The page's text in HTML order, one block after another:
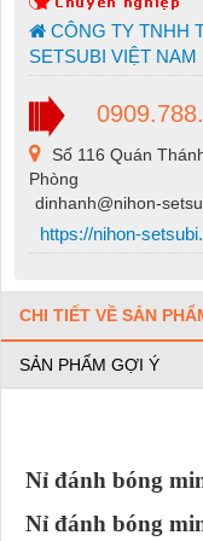
CÔNG TY TNHH
SETSUBI VIỆT NAM
Số 116 Quán
Phòng
dinhanh@nihon-
https://nihon-
CHI TIẾT VỀ SẢN
SẢN PHẨM GỢI Ý
Nỉ đánh bóng
Nỉ đánh bóng